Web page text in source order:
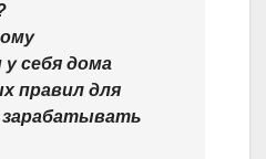
у себя дома
правил для